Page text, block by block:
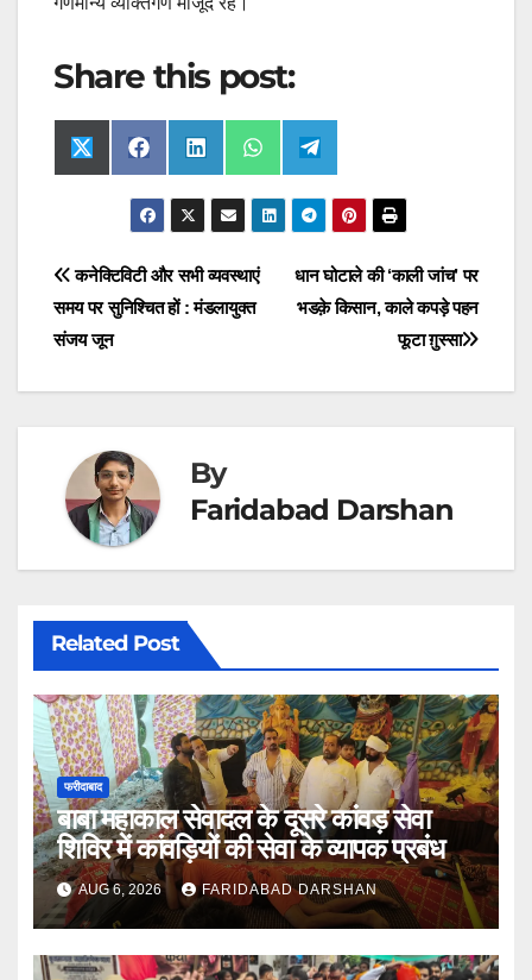
Share this post:
Share
on
X
(
t
e
r
Share
on
F
a
e
b
o
Share
on
L
i
n
e
I
Share
on
W
h
t
s
Share
on
T
e
l
g
a
m
Post
navigation
धान घोटाले की ‘काली जांच’ पर
भडक़े किसान, काले कपड़े पहन
फूटा ग़ुस्सा
कनेक्टिविटी और सभी व्यवस्थाएं
समय पर सुनिश्चित हों : मंडलायुक्त
संजय जून
By
Faridabad Darshan
Related Post
फरीदाबाद
बाबा महाकाल सेवादल के दूसरे कांवड़ सेवा
शिविर में कांवड़ियों की सेवा के व्यापक प्रबंध
AUG 6, 2026 FARIDABAD DARSHAN